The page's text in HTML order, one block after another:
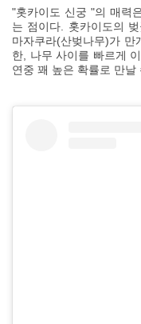
"홋카이도 신궁 "의 매력
는 점이다. 홋카이도의
마자쿠라(산벚나무)가
한, 나무 사이를 빠르게
연중 꽤 높은 확률로 만날